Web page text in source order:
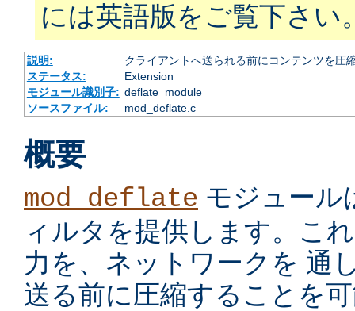
には英語版をご覧下さい
説明:
クライアントへ送られる前にコンテンツを圧
ステータス:
Extension
モジュール識別子: deflate_module
ソースファイル:
mod_deflate.c
概要
mod_deflate モジュー
ィルタを提供します。こ
力を、ネットワークを 通
送る前に圧縮することを